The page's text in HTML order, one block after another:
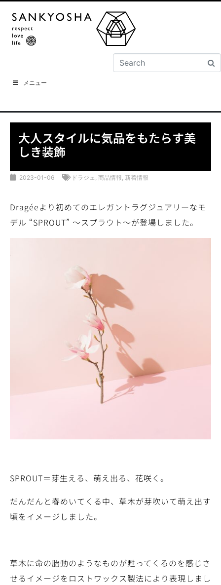
メニュー
大人スタイルに気品をもたらす美
しき装飾
2023-01-06 ドラジェ , 商品情報, 新着情報
Dragéeより初めてのエレガントラグジュアリーなモ
デル “SPROUT” ～スプラウト～が登場しました。
SPROUT＝芽生える、萌え出る、花咲く。
だんだんと春めいてくる中、草木が芽吹いて萌え出す
頃をイメージしました。
草木に命の胎動のようなものが甦ってくるのを感じさ
せるイメージをロストワックス製法により表現しまし